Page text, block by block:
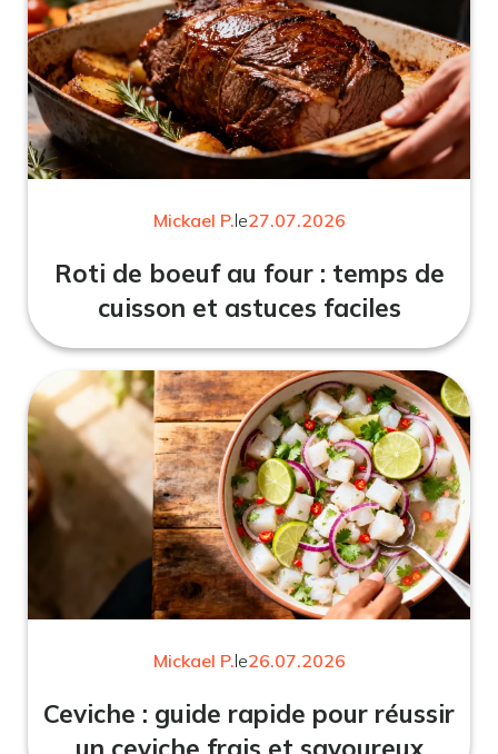
Mickael P.le27.07.2026
Roti de boeuf au four : temps de
cuisson et astuces faciles
Mickael P.le26.07.2026
Ceviche : guide rapide pour réussir